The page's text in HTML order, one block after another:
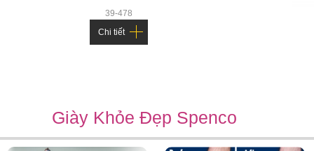
39-478
Chi tiết
Giày Khỏe Đẹp Spenco